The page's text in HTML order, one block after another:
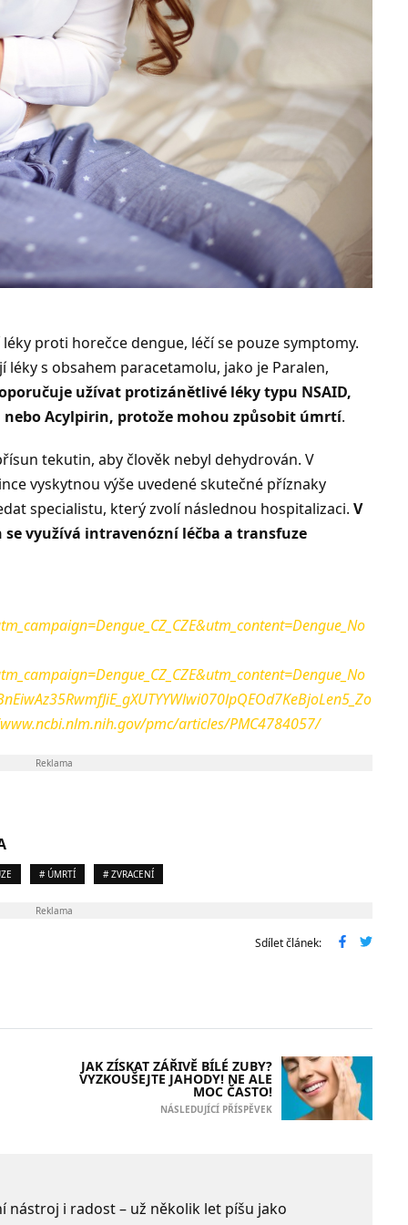
proti horečce dengue, léčí se pouze symptomy.
s obsahem paracetamolu, jako je Paralen,
užívat protizánětlivé léky typu NSAID,
Acylpirin, protože mohou způsobit úmrtí.
tekutin, aby člověk nebyl dehydrován. V
vyskytnou výše uvedené skutečné příznaky
specialistu, který zvolí následnou hospitalizaci. V
využívá intravenózní léčba a transfuze
pmc/articles/PMC4784057/
Reklama
# ÚMRTÍ # ZVRACENÍ
Reklama
Sdílet článek:
JAK ZÍSKAT ZÁŘIVĚ BÍLÉ ZUBY?
VYZKOUŠEJTE JAHODY! NE ALE
MOC ČASTO!
NÁSLEDUJÍCÍ PŘÍSPĚVEK
nástroj i radost – už několik let píšu jako